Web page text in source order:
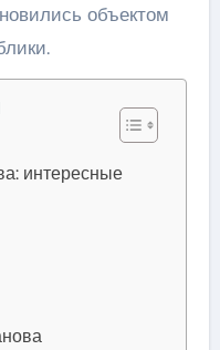
объектом
интересные